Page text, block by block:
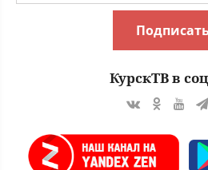
КурскТВ в